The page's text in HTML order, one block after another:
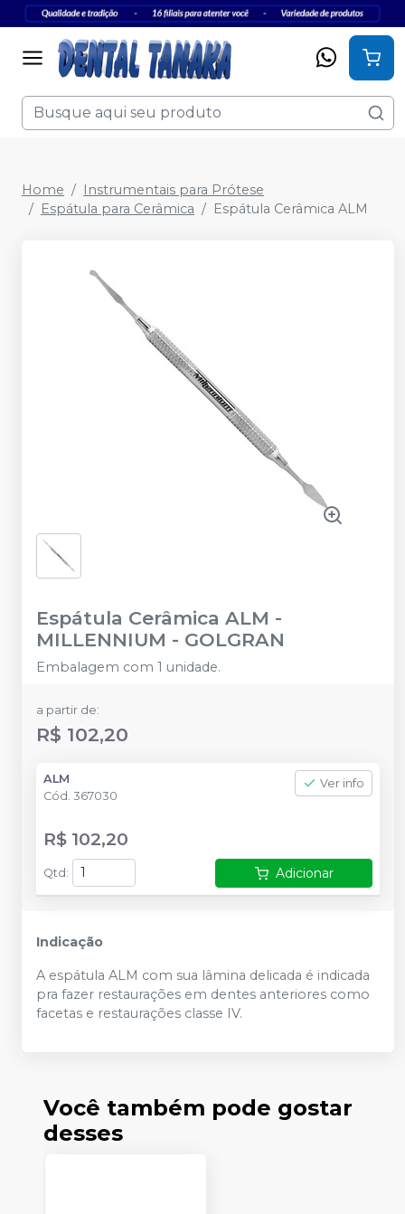
Home
Instrumentais para Prótese
Espátula para Cerâmica
Espátula Cerâmica ALM
Espátula Cerâmica ALM -
MILLENNIUM - GOLGRAN
Embalagem com 1 unidade.
a partir de:
R$ 102,20
ALM
Cód. 367030
Ver info
R$ 102,20
Qtd: Adicionar
Indicação
A espátula ALM com sua lâmina delicada é indicada
pra fazer restaurações em dentes anteriores como
facetas e restaurações classe IV.
Você também pode gostar
desses